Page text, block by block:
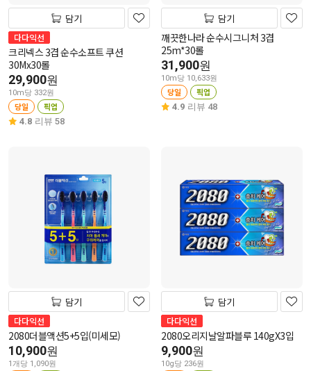
담기
다다익선
크리넥스 3겹 순수소프트 쿠션
30Mx30롤
29,900원
10m당 332원
당일 픽업
4.8 리뷰 58
담기
깨끗한나라 순수시그니처 3겹
25m*30롤
31,900원
10m당 10,633원
당일 픽업
4.9 리뷰 48
담기
다다익선
2080더블액션5+5입(미세모)
10,900원
1개당 1,090원
담기
다다익선
2080오리지날알파블루 140gX3입
9,900원
10g당 236원